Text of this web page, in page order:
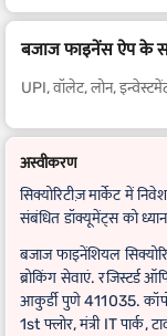
बजाज फाइनेंस ऐप के
UPI, वॉलेट, लोन,
अस्वीकरण
सिक्योरिटीज़ मार्केट में
संबंधित डॉक्यूमेंट्स को
बजाज फाइनेंशियल
ब्रोकिंग सेवाएं. रजिस्टर्ड
आकुर्डी पुणे 411035.
1st फ्लोर, मंत्री IT पार्क,